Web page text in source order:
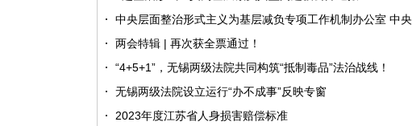
中央层面整治形式主义为基层减负专项工作机制办公室 中
两会特辑 | 再次获全票通过！
“4+5+1”，无锡两级法院共同构筑“抵制毒品”法治战线！
无锡两级法院设立运行“办不成事”反映专窗
2023年度江苏省人身损害赔偿标准